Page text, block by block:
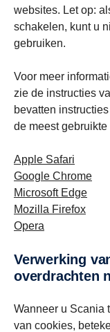
websites. Let op:
schakelen, kunt u
gebruiken.
Voor meer
zie de instructies
bevatten
de meest gebruikte
Apple Safari
Google Chrome
Microsoft Edge
Mozilla Firefox
Opera
Verwerking van persoonsgegevens en
overdrachten
Wanneer u Scania
van cookies,